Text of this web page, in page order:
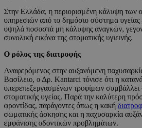
Στην Ελλάδα, η περιορισμένη κάλυψη των
υπηρεσιών από το δημόσιο σύστημα υγείας
υψηλά ποσοστά μη κάλυψης αναγκών,
συνολική εικόνα της στοματικής υγιεινής.
Ο ρόλος της διατροφής
Αναφερόμενος στην αυξανόμενη
Βασίλειο, ο Δρ. Kantarci τόνισε ότι η
υπερεπεξεργασμένων τροφίμων συμβάλλει
στοματικής υγείας. Παρά την καλύτερη
φροντίδας, παράγοντες όπως η κακή
σωματικής άσκησης και η παχυσαρκία
εμφάνισης οδοντικών προβλημάτων.